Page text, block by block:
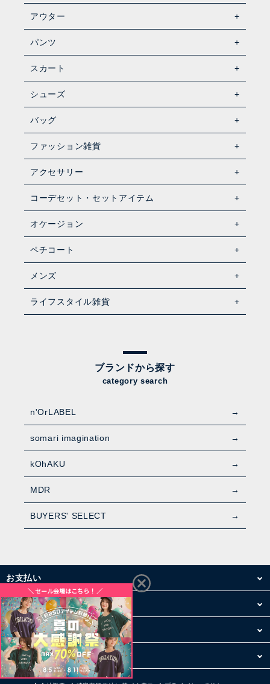
アウター
パンツ
スカート
シューズ
バッグ
ファッション雑貨
アクセサリー
コーデセット・セットアイテム
オケージョン
ペチコート
メンズ
ライフスタイル雑貨
ブランドから探す
category search
n'OrLABEL
somari imagination
kOhAKU
MDR
BUYERS' SELECT
お支払い
配送・送料
お買い物について
その他